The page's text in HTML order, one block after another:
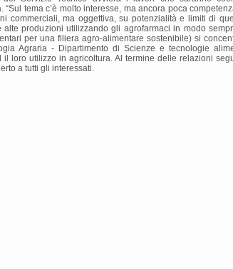
tema c’è molto interesse, ma ancora poca
commerciali, ma oggettiva, su potenzialità e limiti di
produzioni utilizzando gli agrofarmaci in modo
per una filiera agro-alimentare sostenibile) si
Agraria - Dipartimento di Scienze e tecnologie
loro utilizzo in agricoltura. Al termine delle relazioni
a tutti gli interessati.